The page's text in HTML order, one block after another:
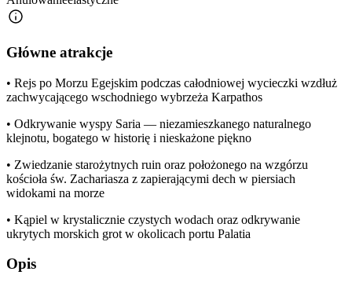
Główne atrakcje
• Rejs po Morzu Egejskim podczas całodniowej wycieczki wzdłuż
zachwycającego wschodniego wybrzeża Karpathos
• Odkrywanie wyspy Saria — niezamieszkanego naturalnego
klejnotu, bogatego w historię i nieskażone piękno
• Zwiedzanie starożytnych ruin oraz położonego na wzgórzu
kościoła św. Zachariasza z zapierającymi dech w piersiach
widokami na morze
• Kąpiel w krystalicznie czystych wodach oraz odkrywanie
ukrytych morskich grot w okolicach portu Palatia
Opis